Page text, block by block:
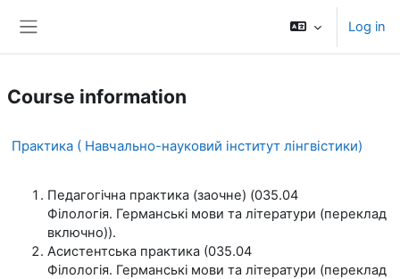
Log in
Course information
Практика ( Навчально-науковий інститут лінгвістики)
Педагогічна практика (заочне) (035.04
Філологія. Германські мови та літератури (переклад
включно)).
Асистентська практика (035.04
Філологія. Германські мови та літератури (переклад